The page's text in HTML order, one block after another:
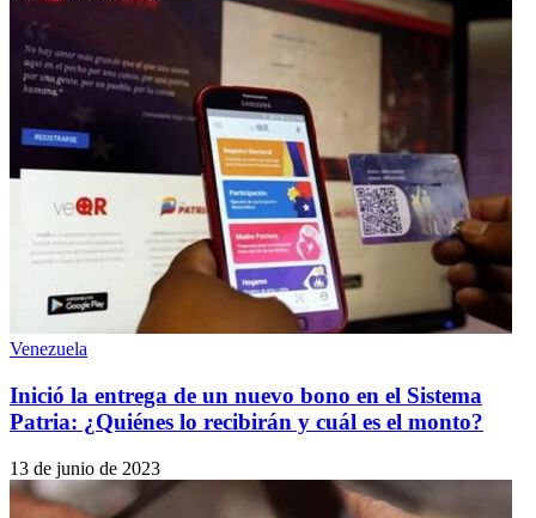
Venezuela
Inició la entrega de un nuevo bono en el Sistema
Patria: ¿Quiénes lo recibirán y cuál es el monto?
13 de junio de 2023